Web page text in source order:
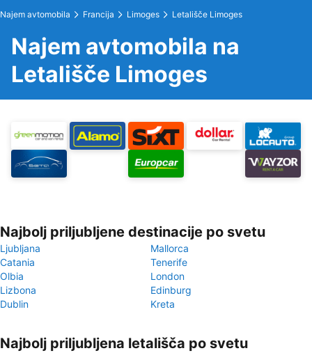
Najem avtomobila Francija Limoges Letališče Limoges
Najem avtomobila na
Letališče Limoges
Najbolj priljubljene destinacije po svetu
Ljubljana
Mallorca
Catania
Tenerife
Olbia
London
Lizbona
Edinburg
Dublin
Kreta
Najbolj priljubljena letališča po svetu